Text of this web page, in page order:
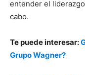
entender el
cabo.
Te puede interesar:
Grupo Wagner?